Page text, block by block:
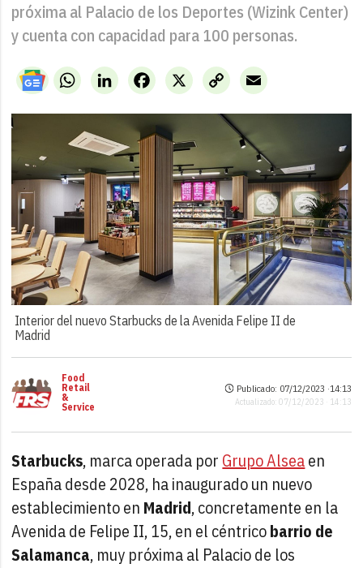
próxima al Palacio de los Deportes (Wizink Center)
y cuenta con capacidad para 100 personas.
WhatsAppLinkedIn X
Facebook
Copy
Link
Email
Interior del nuevo Starbucks de la Avenida Felipe II de
Madrid
Food
Retail
&
Service
Publicado: 07/12/2023 ·14:13
Actualizado: 07/12/2023 · 14:13
Starbucks, marca operada por Grupo Alseaen
España desde 2028, ha inaugurado un nuevo
establecimiento en Madrid, concretamente en la
Avenida de Felipe II, 15, en el céntricobarrio de
Salamanca, muy próxima al Palacio de los